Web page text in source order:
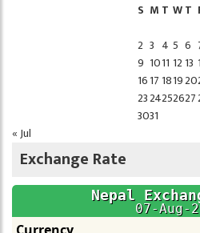
S M T WT
2 3 4 5 6
9 1011 12 13
1617 181920
2324252627
3031
« Jul
Exchange Rate